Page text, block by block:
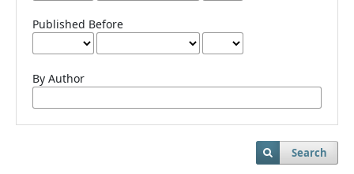
Published Before
By Author
Search